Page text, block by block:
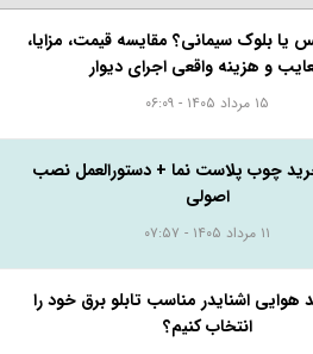
یا بلوک سیمانی؟ مقایسه قیمت، مزایا،
و هزینه واقعی اجرای دیوار
۱۵ مرداد ۱۴۰۵ - ۰۶:۰۹
چوب پلاست نما + دستورالعمل نصب
اصولی
هوایی اشنایدر مناسب تابلو برق خود را
انتخاب کنیم؟